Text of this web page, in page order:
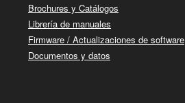
Brochures y Catálogos
Librería de manuales
Firmware / Actualizaciones de software
Documentos y datos